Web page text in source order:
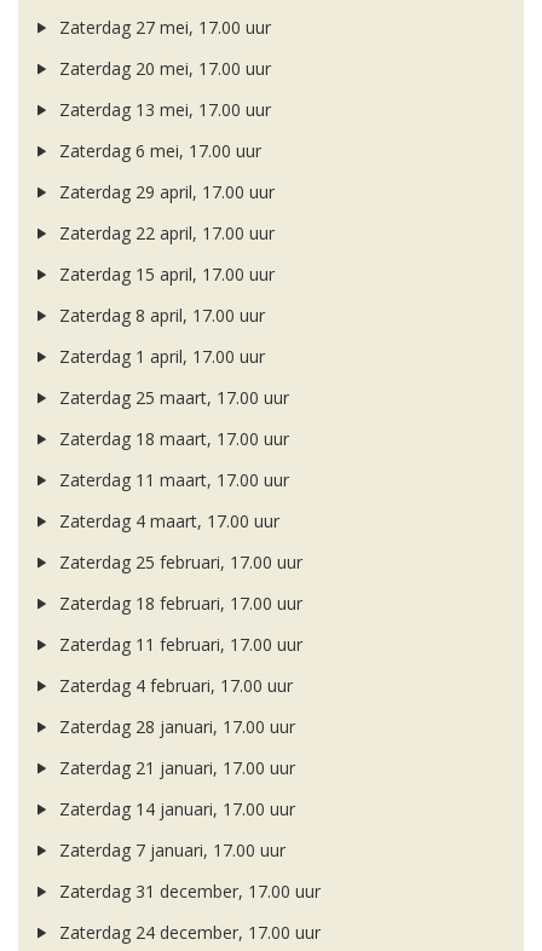
Zaterdag 27 mei, 17.00 uur
Zaterdag 20 mei, 17.00 uur
Zaterdag 13 mei, 17.00 uur
Zaterdag 6 mei, 17.00 uur
Zaterdag 29 april, 17.00 uur
Zaterdag 22 april, 17.00 uur
Zaterdag 15 april, 17.00 uur
Zaterdag 8 april, 17.00 uur
Zaterdag 1 april, 17.00 uur
Zaterdag 25 maart, 17.00 uur
Zaterdag 18 maart, 17.00 uur
Zaterdag 11 maart, 17.00 uur
Zaterdag 4 maart, 17.00 uur
Zaterdag 25 februari, 17.00 uur
Zaterdag 18 februari, 17.00 uur
Zaterdag 11 februari, 17.00 uur
Zaterdag 4 februari, 17.00 uur
Zaterdag 28 januari, 17.00 uur
Zaterdag 21 januari, 17.00 uur
Zaterdag 14 januari, 17.00 uur
Zaterdag 7 januari, 17.00 uur
Zaterdag 31 december, 17.00 uur
Zaterdag 24 december, 17.00 uur